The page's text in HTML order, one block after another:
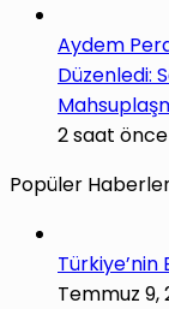
Aydem
Düzenledi:
2 saat önce
Popüler
Türkiye’nin
Temmuz 9,